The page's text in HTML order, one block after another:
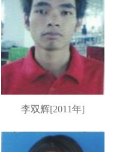
李双辉[2011年]